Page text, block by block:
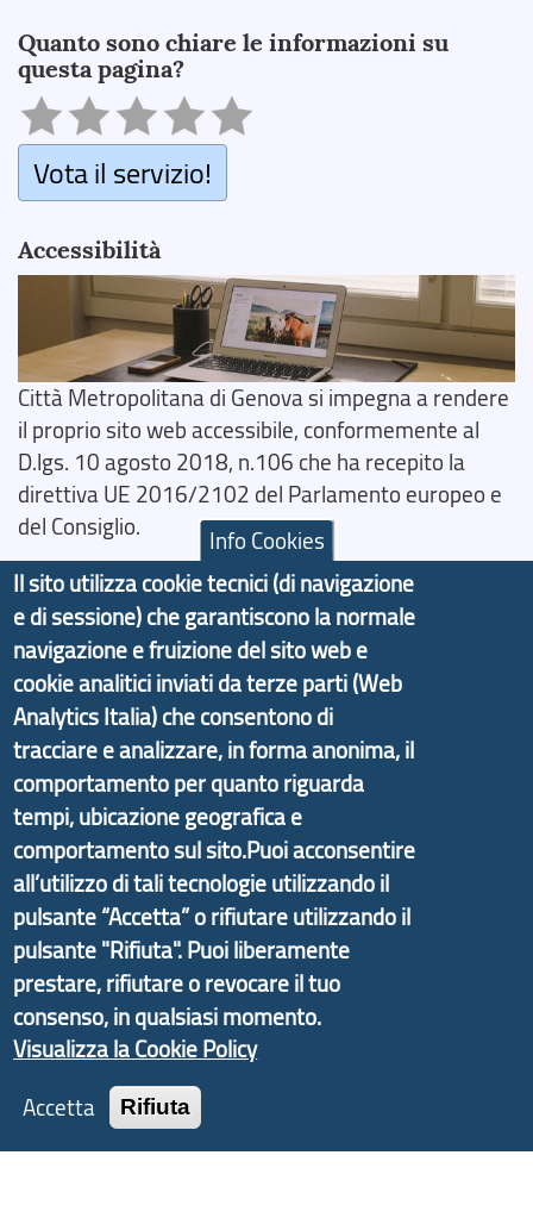
Quanto sono chiare le informazioni su
questa pagina?
Vota il servizio!
Accessibilità
Città Metropolitana di Genova si impegna a rendere
il proprio sito web accessibile, conformemente al
D.lgs. 10 agosto 2018, n.106 che ha recepito la
direttiva UE 2016/2102 del Parlamento europeo e
del Consiglio.
Dichiarazione di Accessibilità
Il progetto Aree Interne
Il portale di marketing territoriale e sviluppo locale
di Genova Città Metropolitana si è sviluppato a
partire dal progetto nazionale Aree Interne
promosso dal Dipartimento per lo Sviluppo
Economico e finalizzato al rilancio socio-economico
delle valli dell’entroterra. In particolare fornisce
informazioni ed aggiornamenti sulla
d'Area Antola-Tigullio, in collaborazione con Regione
Liguria ed ANCI Liguria.
Copyright © 2017 Città metropolitana di Genova |
Info Cookies
Il sito utilizza cookie tecnici (di navigazione
e di sessione) che garantiscono la normale
navigazione e fruizione del sito web e
cookie analitici inviati da terze parti (Web
Analytics Italia) che consentono di
tracciare e analizzare, in forma anonima, il
comportamento per quanto riguarda
tempi, ubicazione geografica e
comportamento sul sito.Puoi acconsentire
all’utilizzo di tali tecnologie utilizzando il
pulsante “Accetta” o rifiutare utilizzando il
pulsante "Rifiuta". Puoi liberamente
prestare, rifiutare o revocare il tuo
consenso, in qualsiasi momento.
Visualizza la Cookie Policy
Accetta
Rifiuta